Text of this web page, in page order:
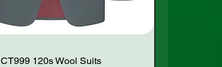
CT999 120s Wool Suits